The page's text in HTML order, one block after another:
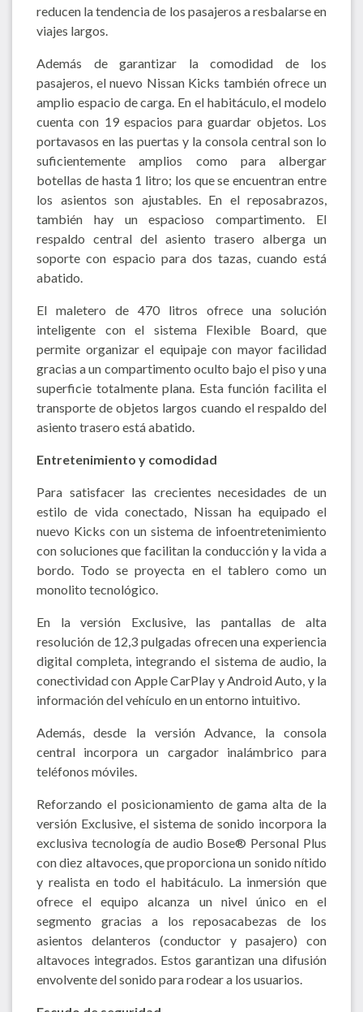
reducen la tendencia de los pasajeros a resbalarse en
viajes largos.
Además de garantizar la comodidad de los
pasajeros, el nuevo Nissan Kicks también ofrece un
amplio espacio de carga. En el habitáculo, el modelo
cuenta con 19 espacios para guardar objetos. Los
portavasos en las puertas y la consola central son lo
suficientemente amplios como para albergar
botellas de hasta 1 litro; los que se encuentran entre
los asientos son ajustables. En el reposabrazos,
también hay un espacioso compartimento. El
respaldo central del asiento trasero alberga un
soporte con espacio para dos tazas, cuando está
abatido.
El maletero de 470 litros ofrece una solución
inteligente con el sistema Flexible Board, que
permite organizar el equipaje con mayor facilidad
gracias a un compartimento oculto bajo el piso y una
superficie totalmente plana. Esta función facilita el
transporte de objetos largos cuando el respaldo del
asiento trasero está abatido.
Entretenimiento y comodidad
Para satisfacer las crecientes necesidades de un
estilo de vida conectado, Nissan ha equipado el
nuevo Kicks con un sistema de infoentretenimiento
con soluciones que facilitan la conducción y la vida a
bordo. Todo se proyecta en el tablero como un
monolito tecnológico.
En la versión Exclusive, las pantallas de alta
resolución de 12,3 pulgadas ofrecen una experiencia
digital completa, integrando el sistema de audio, la
conectividad con Apple CarPlay y Android Auto, y la
información del vehículo en un entorno intuitivo.
Además, desde la versión Advance, la consola
central incorpora un cargador inalámbrico para
teléfonos móviles.
Reforzando el posicionamiento de gama alta de la
versión Exclusive, el sistema de sonido incorpora la
exclusiva tecnología de audio Bose® Personal Plus
con diez altavoces, que proporciona un sonido nítido
y realista en todo el habitáculo. La inmersión que
ofrece el equipo alcanza un nivel único en el
segmento gracias a los reposacabezas de los
asientos delanteros (conductor y pasajero) con
altavoces integrados. Estos garantizan una difusión
envolvente del sonido para rodear a los usuarios.